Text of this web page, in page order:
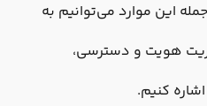
این موارد می‌توانیم به
هویت و دسترسی،
کنیم.